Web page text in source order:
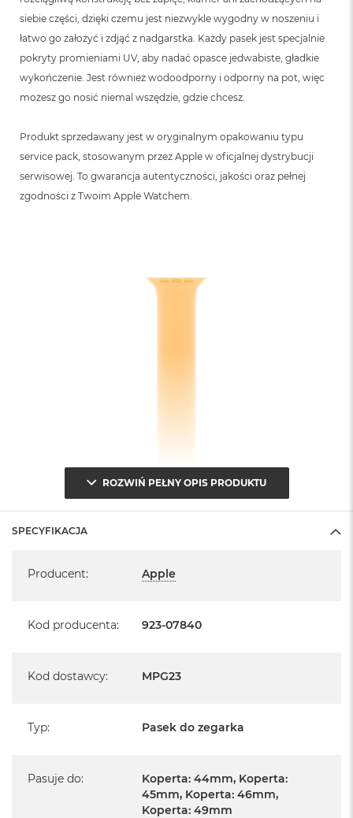
siebie części, dzięki czemu jest niezwykle wygodny w noszeniu i
łatwo go założyć i zdjąć z nadgarstka. Każdy pasek jest specjalnie
pokryty promieniami UV, aby nadać opasce jedwabiste, gładkie
wykończenie. Jest również wodoodporny i odporny na pot, więc
możesz go nosić niemal wszędzie, gdzie chcesz.
Produkt sprzedawany jest w oryginalnym opakowaniu typu
service pack, stosowanym przez Apple w oficjalnej dystrybucji
serwisowej. To gwarancja autentyczności, jakości oraz pełnej
zgodności z Twoim Apple Watchem.
ROZWIŃ PEŁNY OPIS PRODUKTU
SPECYFIKACJA
Producent: Apple
Kod producenta: 923-07840
Kod dostawcy: MPG23
Typ: Pasek do zegarka
Pasuje do:
Koperta: 44mm, Koperta:
45mm, Koperta: 46mm,
Koperta: 49mm